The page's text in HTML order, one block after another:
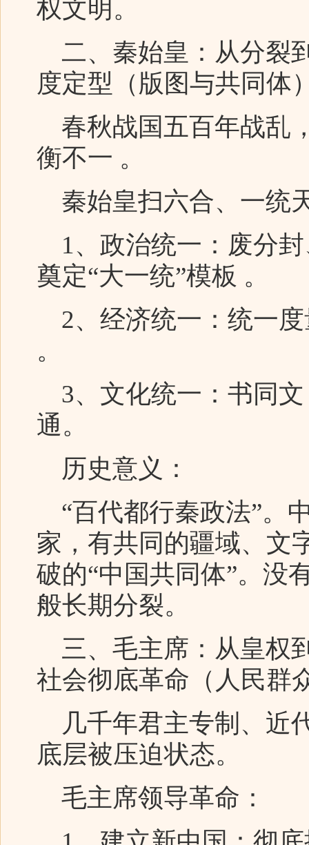
权文明。
二、秦始皇：从分裂
度定型（版图与共同体
春秋战国五百年战乱
衡不一 。
秦始皇扫六合、一统
1、政治统一：废分
奠定“大一统”模板 。
2、经济统一：统一
。
3、文化统一：书同
通。
历史意义：
“百代都行秦政法”。
家，有共同的疆域、文
破的“中国共同体”。没
般长期分裂。
三、毛主席：从皇权
社会彻底革命（人民群
几千年君主专制、近
底层被压迫状态。
毛主席领导革命：